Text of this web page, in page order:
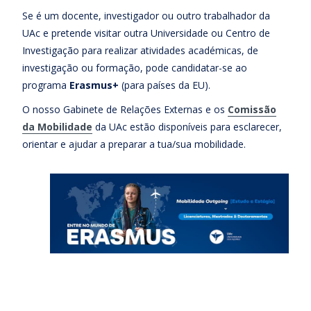
Se é um docente, investigador ou outro trabalhador da
UAc e pretende visitar outra Universidade ou Centro de
Investigação para realizar atividades académicas, de
investigação ou formação, pode candidatar-se ao
programa Erasmus+ (para países da EU).
O nosso Gabinete de Relações Externas e os Comissão
da Mobilidade da UAc estão disponíveis para esclarecer,
orientar e ajudar a preparar a tua/sua mobilidade.